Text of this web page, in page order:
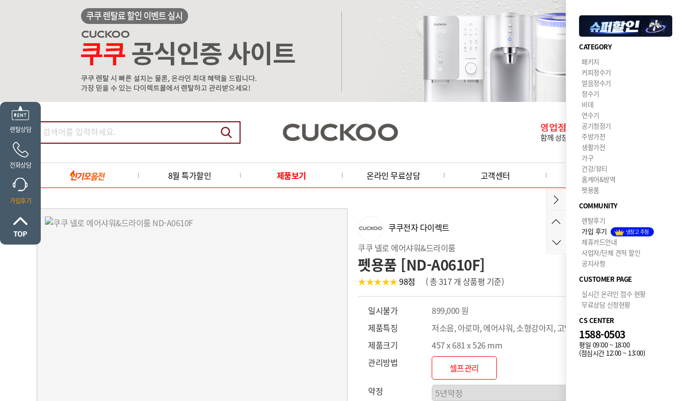
8월 특가할인 제품보기 온라인 무료상담 고객센터 이달의혜택
쿠쿠전자 다이렉트
쿠쿠 넬로 에어샤워&드라이룸
펫용품 [ND-A0610F]
★★★★★98점 ( 총 317 개 상품평 기준) 누적 186,924개 구매
일시불가
899,000 원
제품특징
저소음, 아로마, 에어샤워, 소형강아지, 고양이, 2~3마리 다견, ~7kg
제품크기
457 x 681 x 526 mm
관리방법
셀프관리
약정
렌탈상담
전화상담
가입후기
CATEGORY
패키지
커피정수기
얼음정수기
정수기
비데
연수기
공기청정기
주방가전
생활가전
가구
건강/뷰티
홈케어&방역
펫용품
COMMUNITY
렌탈후기
가입 후기
냉장고 추첨
제휴카드안내
사업자/단체 견적 할인
공지사항
CUSTOMER PAGE
실시간 온라인 접수 현황
무료상담 신청현황
CS CENTER
1588-0503
평일 09:00 ~ 18:00
(점심시간 12:00 ~ 13:00)